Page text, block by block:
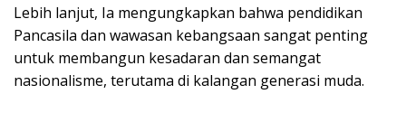
Lebih lanjut, Ia mengungkapkan bahwa pendidikan
Pancasila dan wawasan kebangsaan sangat penting
untuk membangun kesadaran dan semangat
nasionalisme, terutama di kalangan generasi muda.